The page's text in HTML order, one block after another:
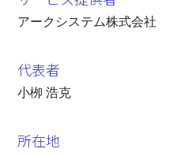
アークシステム株式会社
代表者
小栁 浩克
所在地